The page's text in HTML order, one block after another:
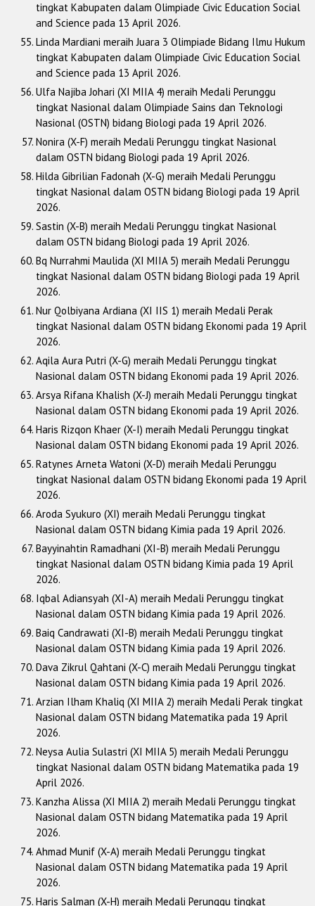
tingkat Kabupaten dalam Olimpiade Civic Education Social
and Science pada 13 April 2026.
Linda Mardiani meraih Juara 3 Olimpiade Bidang Ilmu Hukum
tingkat Kabupaten dalam Olimpiade Civic Education Social
and Science pada 13 April 2026.
Ulfa Najiba Johari (XI MIIA 4) meraih Medali Perunggu
tingkat Nasional dalam Olimpiade Sains dan Teknologi
Nasional (OSTN) bidang Biologi pada 19 April 2026.
Nonira (X-F) meraih Medali Perunggu tingkat Nasional
dalam OSTN bidang Biologi pada 19 April 2026.
Hilda Gibrilian Fadonah (X-G) meraih Medali Perunggu
tingkat Nasional dalam OSTN bidang Biologi pada 19 April
2026.
Sastin (X-B) meraih Medali Perunggu tingkat Nasional
dalam OSTN bidang Biologi pada 19 April 2026.
Bq Nurrahmi Maulida (XI MIIA 5) meraih Medali Perunggu
tingkat Nasional dalam OSTN bidang Biologi pada 19 April
2026.
Nur Qolbiyana Ardiana (XI IIS 1) meraih Medali Perak
tingkat Nasional dalam OSTN bidang Ekonomi pada 19 April
2026.
Aqila Aura Putri (X-G) meraih Medali Perunggu tingkat
Nasional dalam OSTN bidang Ekonomi pada 19 April 2026.
Arsya Rifana Khalish (X-J) meraih Medali Perunggu tingkat
Nasional dalam OSTN bidang Ekonomi pada 19 April 2026.
Haris Rizqon Khaer (X-I) meraih Medali Perunggu tingkat
Nasional dalam OSTN bidang Ekonomi pada 19 April 2026.
Ratynes Arneta Watoni (X-D) meraih Medali Perunggu
tingkat Nasional dalam OSTN bidang Ekonomi pada 19 April
2026.
Aroda Syukuro (XI) meraih Medali Perunggu tingkat
Nasional dalam OSTN bidang Kimia pada 19 April 2026.
Bayyinahtin Ramadhani (XI-B) meraih Medali Perunggu
tingkat Nasional dalam OSTN bidang Kimia pada 19 April
2026.
Iqbal Adiansyah (XI-A) meraih Medali Perunggu tingkat
Nasional dalam OSTN bidang Kimia pada 19 April 2026.
Baiq Candrawati (XI-B) meraih Medali Perunggu tingkat
Nasional dalam OSTN bidang Kimia pada 19 April 2026.
Dava Zikrul Qahtani (X-C) meraih Medali Perunggu tingkat
Nasional dalam OSTN bidang Kimia pada 19 April 2026.
Arzian Ilham Khaliq (XI MIIA 2) meraih Medali Perak tingkat
Nasional dalam OSTN bidang Matematika pada 19 April
2026.
Neysa Aulia Sulastri (XI MIIA 5) meraih Medali Perunggu
tingkat Nasional dalam OSTN bidang Matematika pada 19
April 2026.
Kanzha Alissa (XI MIIA 2) meraih Medali Perunggu tingkat
Nasional dalam OSTN bidang Matematika pada 19 April
2026.
Ahmad Munif (X-A) meraih Medali Perunggu tingkat
Nasional dalam OSTN bidang Matematika pada 19 April
2026.
Haris Salman (X-H) meraih Medali Perunggu tingkat